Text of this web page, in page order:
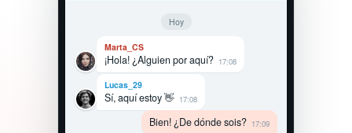
Hoy
Marta_CS
¡Hola! ¿Alguien por aquí? 17:08
Lucas_29
Sí, aquí estoy 👋 17:08
Bien! ¿De dónde sois? 17:09